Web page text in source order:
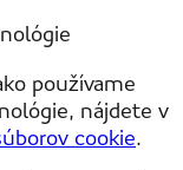
používame
nájdete v
cookie.